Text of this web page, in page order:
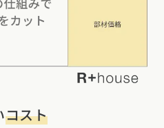
コスト
(25)三重県 (5)
島根県 (12)